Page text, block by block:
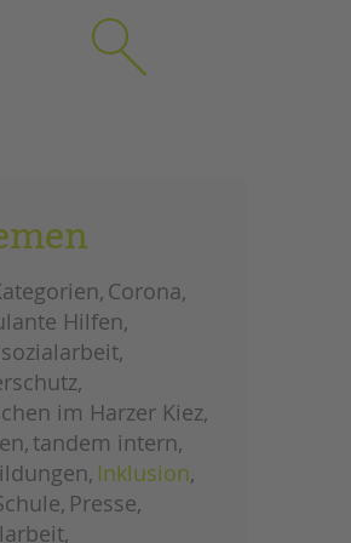
Corona
Hilfen
im Harzer Kiez
tandem intern
Inklusion
Presse